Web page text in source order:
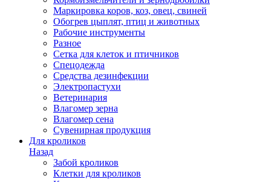
Маркировка коров, коз, овец, свиней
Обогрев цыплят, птиц и животных
Рабочие инструменты
Разное
Сетка для клеток и птичников
Спецодежда
Средства дезинфекции
Электропастухи
Ветеринария
Влагомер зерна
Влагомер сена
Сувенирная продукция
Для кроликов
Назад
Забой кроликов
Клетки для кроликов